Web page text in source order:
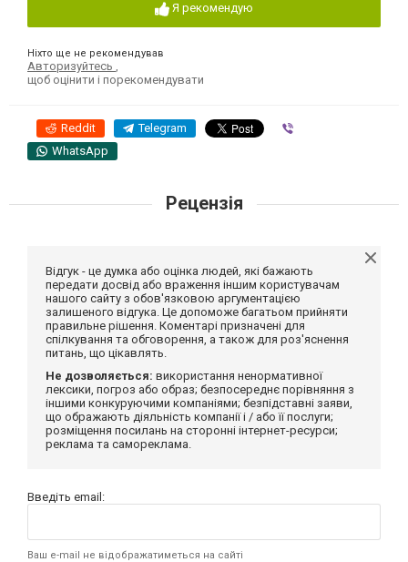
Я рекомендую
Ніхто ще не рекомендував
Авторизуйтесь
щоб оцінити і порекомендувати
Reddit Telegram
WhatsApp
Рецензія
Відгук - це думка або оцінка людей, які бажають
передати досвід або враження іншим користувачам
нашого сайту з обов'язковою аргументацією
залишеного відгука. Це допоможе багатьом прийняти
правильне рішення. Коментарі призначені для
спілкування та обговорення, а також для роз'яснення
питань, що цікавлять.
Не дозволяється: використання ненормативної
лексики, погроз або образ; безпосереднє порівняння з
іншими конкуруючими компаніями; безпідставні заяви,
що ображають діяльність компанії і / або її послуги;
розміщення посилань на сторонні інтернет-ресурси;
реклама та самореклама.
Введіть email:
Ваш e-mail не відображатиметься на сайті